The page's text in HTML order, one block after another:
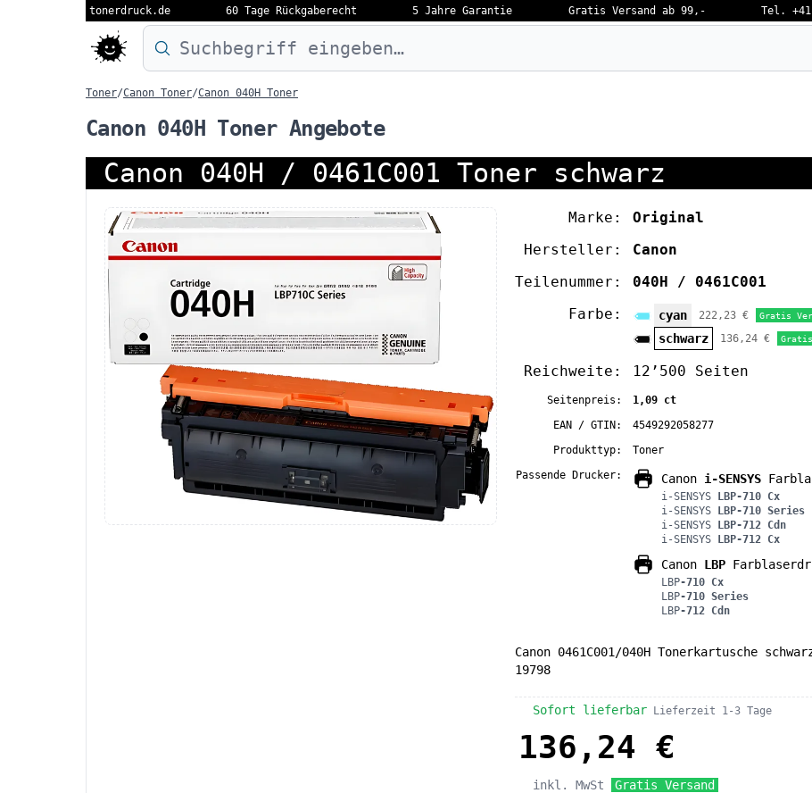
tonerdruck.de 60 Tage Rückgaberecht 5 Jahre Garantie Gratis Versand ab 99,- Tel.
Druckermodell oder Produktnamen eingeben…
Toner/Canon Toner/Canon 040H Toner
Canon 040H Toner Angebote
Canon 040H / 0461C001 Toner schwarz
Marke:
Original
Hersteller:
Canon
Teilenummer:
040H / 0461C001
Farbe:
cyan 222,23 € Gratis
schwarz 136,24 €
Reichweite: 12’500 Seiten
Seitenpreis:
1,09 ct
EAN / GTIN:
4549292058277
Produkttyp:
Toner
Passende Drucker:
Canon i-SENSYS
i-SENSYS LBP-710 Cx
i-SENSYS LBP-710 Series
i-SENSYS LBP-712 Cdn
i-SENSYS LBP-712 Cx
Canon LBP
LBP-710 Cx
LBP-710 Series
LBP-712 Cdn
Canon 0461C001/040H Tonerkartusche
19798
Sofort lieferbar Lieferzeit 1-3 Tage
136,24 €
inkl. MwSt Gratis Versand